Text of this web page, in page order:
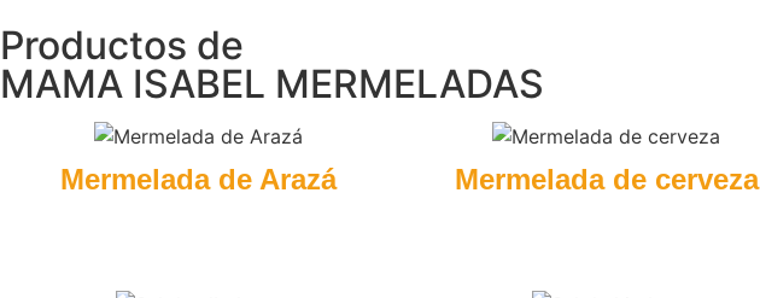
Productos de
MAMA ISABEL MERMELADAS
Mermelada de Arazá Mermelada de cerveza